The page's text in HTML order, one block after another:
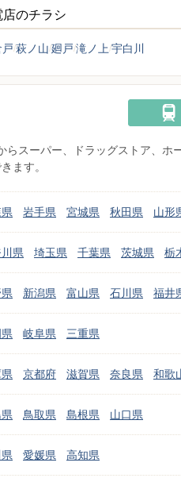
のチラシ
戸 萩ノ山 廻戸 滝ノ上 宇白川
らスーパー、ドラッグストア、ホ
ます。
岩手県 宮城県 秋田県 山形
県 埼玉県 千葉県 茨城県 栃
新潟県 富山県 石川県 福井
岐阜県 三重県
京都府 滋賀県 奈良県 和歌
鳥取県 島根県 山口県
愛媛県 高知県